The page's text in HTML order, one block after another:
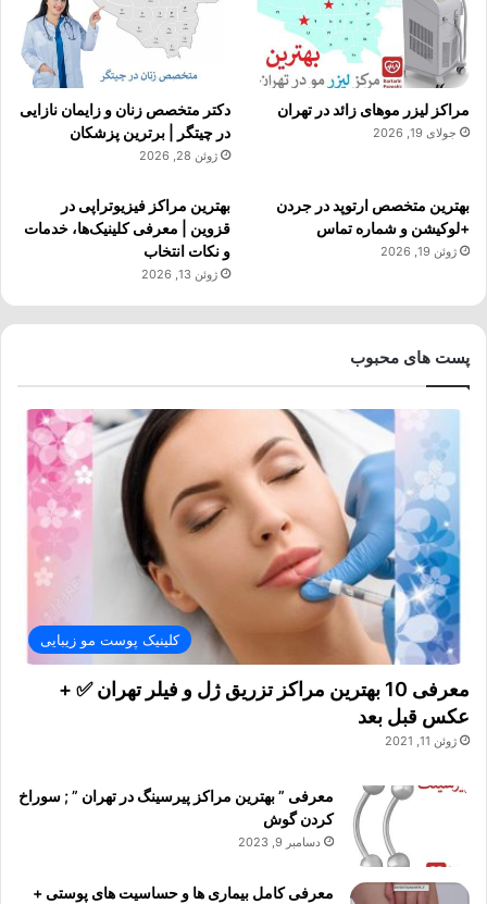
مراکز لیزر موهای زائد در تهران
جولای 19, 2026
دکتر متخصص زنان و زایمان نازایی
در چیتگر | برترین پزشکان
ژوئن 28, 2026
بهترین متخصص ارتوپد در جردن
+لوکیشن و شماره تماس
ژوئن 19, 2026
بهترین مراکز فیزیوتراپی در
قزوین | معرفی کلینیک‌ها، خدمات
و نکات انتخاب
ژوئن 13, 2026
پست های محبوب
کلینیک پوست مو زیبایی
معرفی 10 بهترین مراکز تزریق ژل و فیلر تهران ✅ +
عکس قبل بعد
ژوئن 11, 2021
معرفی ” بهترین مراکز پیرسینگ در تهران ” ; سوراخ
کردن گوش
دسامبر 9, 2023
معرفی کامل بیماری ها و حساسیت های پوستی +